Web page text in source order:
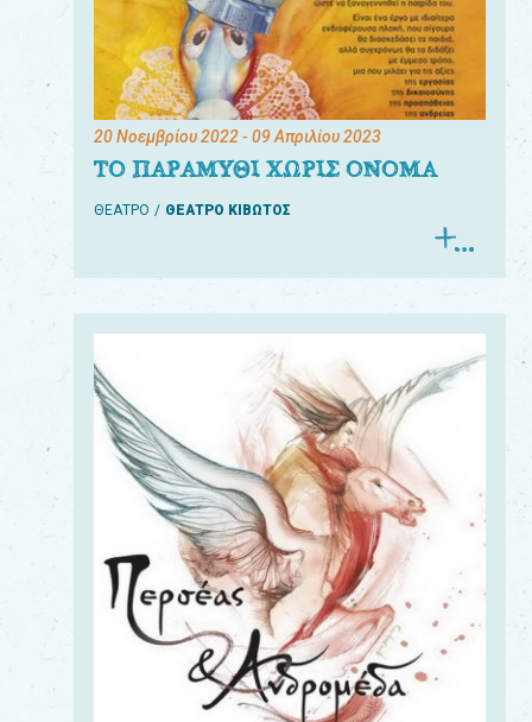
20 Νοεμβρίου 2022- 09 Απριλίου 2023
ΤΟ ΠΑΡΑΜΥΘΙ ΧΩΡΙΣ ΟΝΟΜΑ
ΘΕΑΤΡΟ ΘΕΑΤΡΟ ΚΙΒΩΤΟΣ